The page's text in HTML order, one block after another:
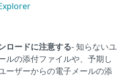
ロードに注意する- 知らないユ
ルの添付ファイルや、予期し
ーザーからの電子メールの添